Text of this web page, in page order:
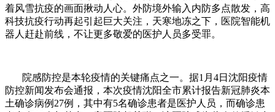
着风雪抗疫的画面揪动人心。外防境外输入内防多点散发，高
科技抗疫行动再起引起巨大关注，天寒地冻之下，医院智能机
器人赶赴前线，不让更多敬爱的医护人员多受罪。
院感防控是本轮疫情的关键痛点之一。据1月4日沈阳疫情
防控新闻发布会通报，本次疫情沈阳全市累计报告新冠肺炎本
土确诊病例27例，其中有5名确诊患者是医护人员，而确诊患